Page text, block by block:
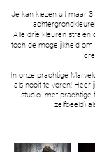
Je kan kiezen uit maar 3
Alle drie kleuren stralen
toch de mogelijkheid om
In onze prachtige
als nooit te voren!
studio met prachtige
zelfbeeld)